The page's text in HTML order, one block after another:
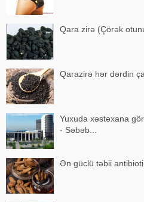
Qara zirə (Çörək
Qarazirə hər dərdin
Yuxuda xəstəxana
- Səbəb...
Ən güclü təbii